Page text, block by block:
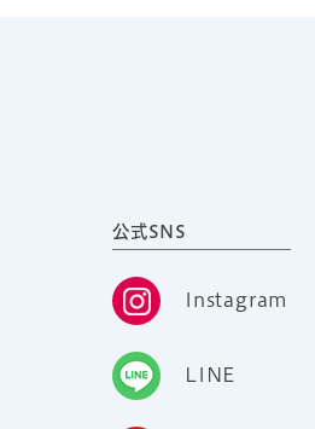
公式SNS
Instagram
LINE